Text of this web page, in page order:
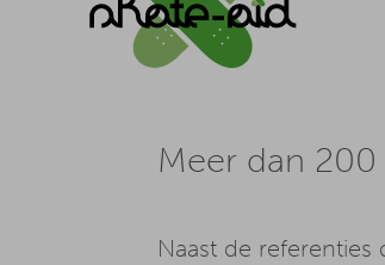
Meer dan
Naast de